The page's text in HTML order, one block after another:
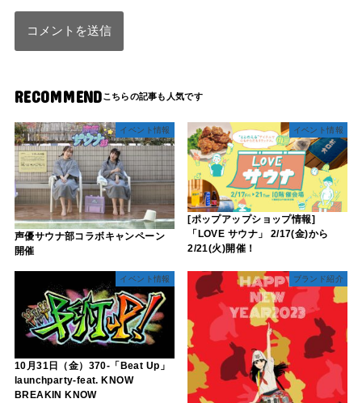
RECOMMEND
イベント情報
声優サウナ部コラボキャンペーン
開催
イベント情報
[ポップアップショップ情報]
「LOVE サウナ」 2/17(金)から
2/21(火)開催！
イベント情報
10月31日（金）370-「Beat Up」
launchparty-feat. KNOW
BREAKIN KNOW
ブランド紹介